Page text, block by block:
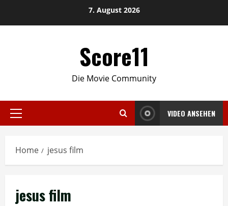
7. August 2026
Score11
Die Movie Community
Primary
VIDEO ANSEHEN
Home jesus film
jesus film